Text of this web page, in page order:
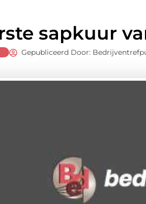
sapkuur
Gepubliceerd Door: